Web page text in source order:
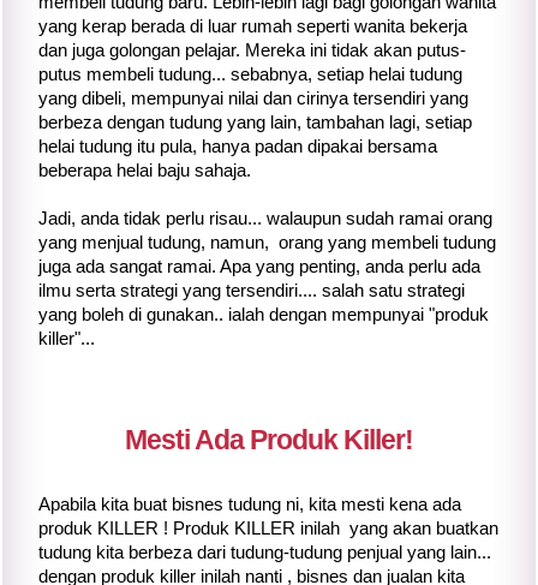
yang kerap berada di luar rumah seperti wanita bekerja
dan juga golongan pelajar. Mereka ini tidak akan putus-
putus membeli tudung... sebabnya, setiap helai tudung
yang dibeli, mempunyai nilai dan cirinya tersendiri yang
berbeza dengan tudung yang lain, tambahan lagi, setiap
helai tudung itu pula, hanya padan dipakai bersama
beberapa helai baju sahaja.
Jadi, anda tidak perlu risau... walaupun sudah ramai orang
yang menjual tudung, namun, orang yang membeli tudung
juga ada sangat ramai. Apa yang penting, anda perlu ada
ilmu serta strategi yang tersendiri.... salah satu strategi
yang boleh di gunakan.. ialah dengan mempunyai "produk
killer"...
Mesti Ada Produk Killer!
Apabila kita buat bisnes tudung ni, kita mesti kena ada
produk KILLER ! Produk KILLER inilah yang akan buatkan
tudung kita berbeza dari tudung-tudung penjual yang lain...
dengan produk killer inilah nanti , bisnes dan jualan kita